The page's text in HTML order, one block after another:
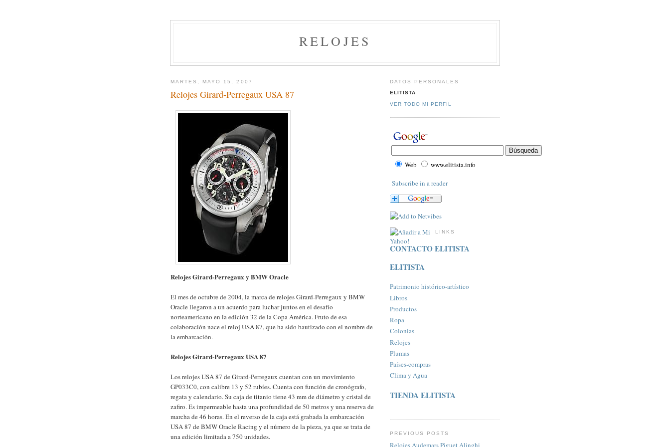
RELOJES
MARTES, MAYO 15, 2007
Relojes Girard-Perregaux USA 87
Relojes Girard-Perregaux y BMW Oracle
El mes de octubre de 2004, la marca de relojes Girard-Perregaux y BMW
Oracle llegaron a un acuerdo para luchar juntos en el desafío
norteamericano en la edición 32 de la Copa América. Fruto de esa
colaboración nace el reloj USA 87, que ha sido bautizado con el nombre de
la embarcación.
Relojes Girard-Perregaux USA 87
Los relojes USA 87 de Girard-Perregaux cuentan con un movimiento
GP033C0, con calibre 13 y 52 rubíes. Cuenta con función de cronógrafo,
regata y calendario. Su caja de titanio tiene 43 mm de diámetro y cristal de
zafiro. Es impermeable hasta una profundidad de 50 metros y una reserva de
marcha de 46 horas. En el reverso de la caja está grabada la embarcación
USA 87 de BMW Oracle Racing y el número de la pieza, ya que se trata de
una edición limitada a 750 unidades.
DATOS PERSONALES
ELITISTA
VER TODO MI PERFIL
Web www.elitista.info
Subscribe in a reader
LINKS
CONTACTO ELITISTA
ELITISTA
Patrimonio histórico-artí­stico
Libros
Productos
Ropa
Colonias
Relojes
Plumas
Paí­ses-compras
Clima y Agua
TIENDA ELITISTA
PREVIOUS POSTS